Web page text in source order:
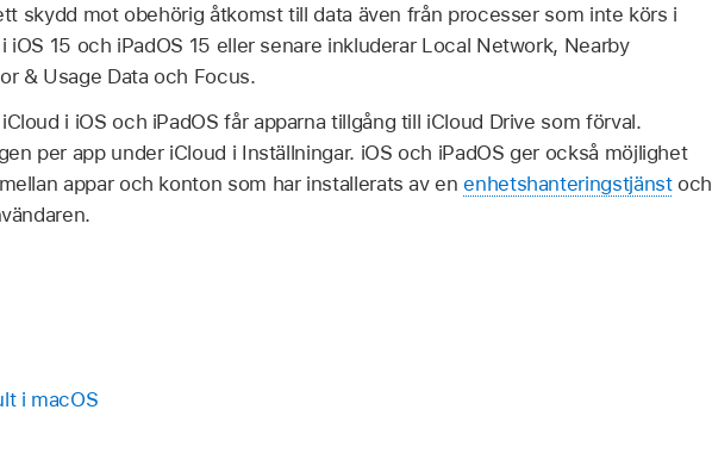
skydd mot obehörig åtkomst till data även från processer som inte körs i
iOS 15 och iPadOS 15 eller senare inkluderar Local Network, Nearby
& Usage Data och Focus.
i iOS och iPadOS får apparna tillgång till iCloud Drive som förval.
per app under iCloud i Inställningar. iOS och iPadOS ger också möjlighet
appar och konton som har installerats av enenhetshanteringstjänstoch
i macOS